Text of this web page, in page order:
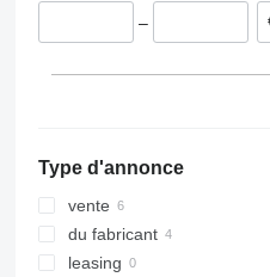
–
Type d'annonce
vente
du fabricant
leasing